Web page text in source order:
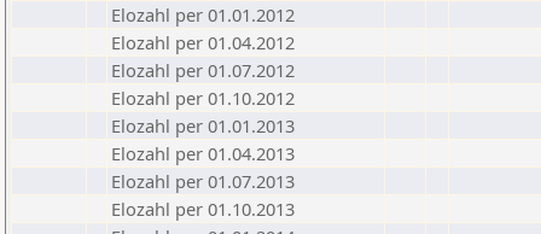
Elozahl per 01.01.2012
Elozahl per 01.04.2012
Elozahl per 01.07.2012
Elozahl per 01.10.2012
Elozahl per 01.01.2013
Elozahl per 01.04.2013
Elozahl per 01.07.2013
Elozahl per 01.10.2013